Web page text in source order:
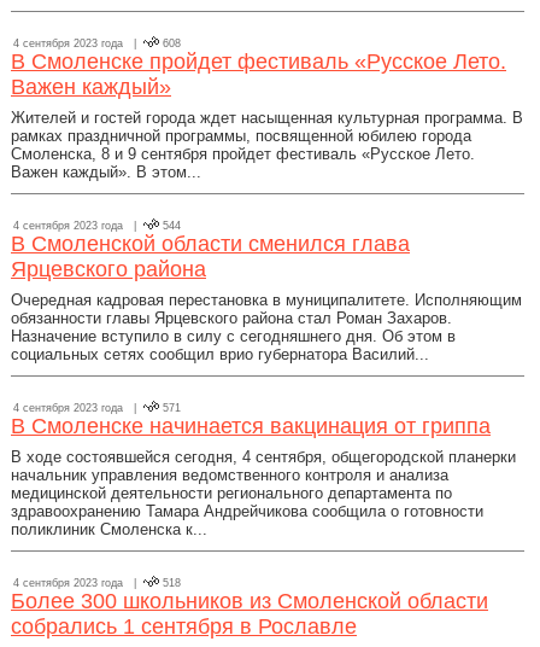
4 сентября 2023 года | 608
В Смоленске пройдет фестиваль «Русское Лето.
Важен каждый»
Жителей и гостей города ждет насыщенная культурная программа. В
рамках праздничной программы, посвященной юбилею города
Смоленска, 8 и 9 сентября пройдет фестиваль «Русское Лето.
Важен каждый». В этом...
4 сентября 2023 года | 544
В Смоленской области сменился глава
Ярцевского района
Очередная кадровая перестановка в муниципалитете. Исполняющим
обязанности главы Ярцевского района стал Роман Захаров.
Назначение вступило в силу с сегодняшнего дня. Об этом в
социальных сетях сообщил врио губернатора Василий...
4 сентября 2023 года | 571
В Смоленске начинается вакцинация от гриппа
В ходе состоявшейся сегодня, 4 сентября, общегородской планерки
начальник управления ведомственного контроля и анализа
медицинской деятельности регионального департамента по
здравоохранению Тамара Андрейчикова сообщила о готовности
поликлиник Смоленска к...
4 сентября 2023 года | 518
Более 300 школьников из Смоленской области
собрались 1 сентября в Рославле